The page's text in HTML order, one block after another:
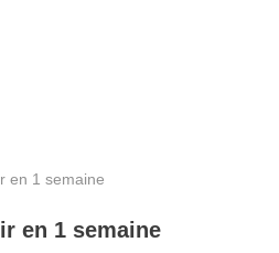
en 1 semaine
en 1 semaine